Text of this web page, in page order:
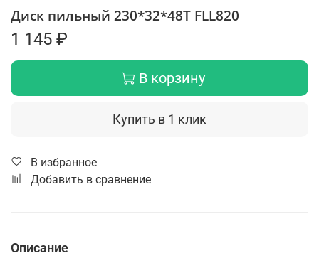
Диск пильный 230*32*48Т FLL820
1 145 ₽
В корзину
Купить в 1 клик
В избранное
Добавить в сравнение
Описание